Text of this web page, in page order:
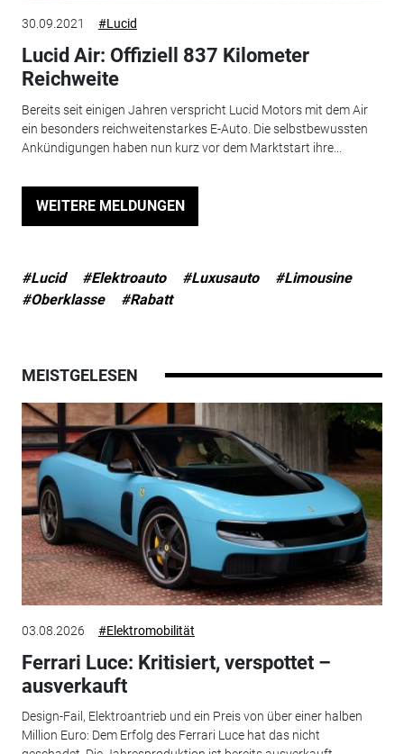
30.09.2021 #Lucid
Lucid Air: Offiziell 837 Kilometer
Reichweite
Bereits seit einigen Jahren verspricht Lucid Motors mit dem Air
ein besonders reichweitenstarkes E-Auto. Die selbstbewussten
Ankündigungen haben nun kurz vor dem Marktstart ihre...
WEITERE MELDUNGEN
#Lucid #Elektroauto #Luxusauto
#Limousine
#Oberklasse
#Rabatt
MEISTGELESEN
03.08.2026 #Elektromobilität
Ferrari Luce: Kritisiert, verspottet –
ausverkauft
Design-Fail, Elektroantrieb und ein Preis von über einer halben
Million Euro: Dem Erfolg des Ferrari Luce hat das nicht